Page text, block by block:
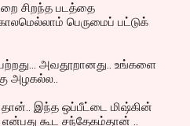
சிறந்த படத்தை
பெருமைப் பட்டுக்
அவதூறானது.. உங்களை
அழகல்ல..
தான்.. இந்த ஒப்பீட்டை மிஷ்கின்
கூட சந்தேகம்தான் ..